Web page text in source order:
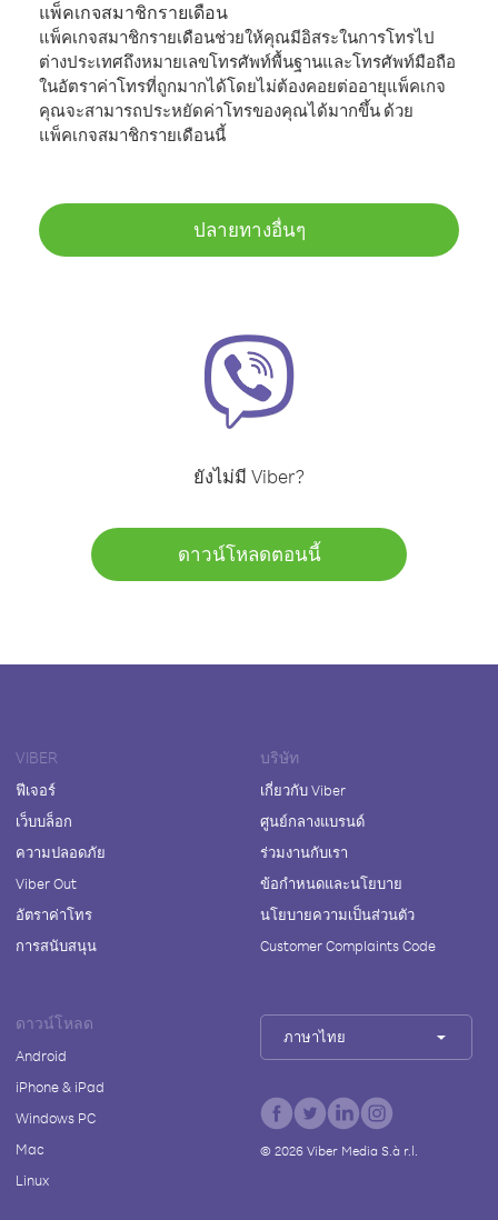
แพ็คเกจสมาชิกรายเดือน
แพ็คเกจสมาชิกรายเดือนช่วยให้คุณมีอิสระในการโทรไป
ต่างประเทศถึงหมายเลขโทรศัพท์พื้นฐานและโทรศัพท์มือถือ
ในอัตราค่าโทรที่ถูกมากได้โดยไม่ต้องคอยต่ออายุแพ็คเกจ
คุณจะสามารถประหยัดค่าโทรของคุณได้มากขึ้น ด้วย
แพ็คเกจสมาชิกรายเดือนนี้
ปลายทางอื่นๆ
ยังไม่มี Viber?
ดาวน์โหลดตอนนี้
VIBER
ฟีเจอร์
เว็บบล็อก
ความปลอดภัย
Viber Out
อัตราค่าโทร
การสนับสนุน
บริษัท
เกี่ยวกับ Viber
ศูนย์กลางแบรนด์
ร่วมงานกับเรา
ข้อกำหนดและนโยบาย
นโยบายความเป็นส่วนตัว
Customer Complaints Code
ดาวน์โหลด
Android
iPhone & iPad
Windows PC
Mac
Linux
ภาษาไทย
© 2026Viber Media S.à r.l.